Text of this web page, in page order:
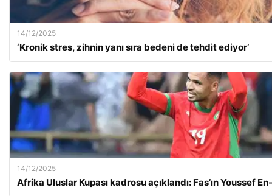
14/12/2025
‘Kronik stres, zihnin yanı sıra bedeni de tehdit ediyor’
14/12/2025
Afrika Uluslar Kupası kadrosu açıklandı: Fas’ın Youssef